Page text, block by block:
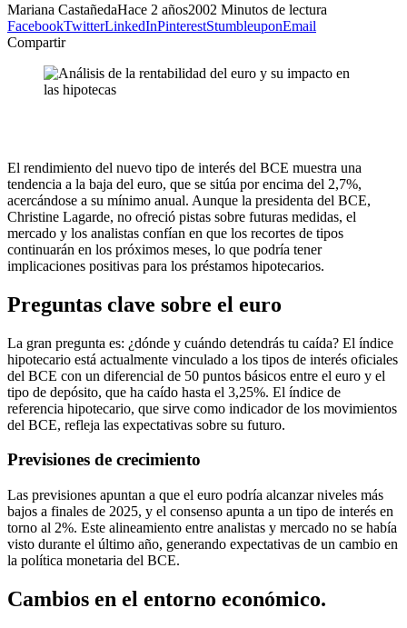
Mariana CastañedaHace 2 años2002 Minutos de lectura
FacebookTwitterLinkedInPinterestStumbleuponEmail
Compartir
El rendimiento del nuevo tipo de interés del BCE muestra una
tendencia a la baja del euro, que se sitúa por encima del 2,7%,
acercándose a su mínimo anual. Aunque la presidenta del BCE,
Christine Lagarde, no ofreció pistas sobre futuras medidas, el
mercado y los analistas confían en que los recortes de tipos
continuarán en los próximos meses, lo que podría tener
implicaciones positivas para los préstamos hipotecarios.
Preguntas clave sobre el euro
La gran pregunta es: ¿dónde y cuándo detendrás tu caída? El índice
hipotecario está actualmente vinculado a los tipos de interés oficiales
del BCE con un diferencial de 50 puntos básicos entre el euro y el
tipo de depósito, que ha caído hasta el 3,25%. El índice de
referencia hipotecario, que sirve como indicador de los movimientos
del BCE, refleja las expectativas sobre su futuro.
Previsiones de crecimiento
Las previsiones apuntan a que el euro podría alcanzar niveles más
bajos a finales de 2025, y el consenso apunta a un tipo de interés en
torno al 2%. Este alineamiento entre analistas y mercado no se había
visto durante el último año, generando expectativas de un cambio en
la política monetaria del BCE.
Cambios en el entorno económico.